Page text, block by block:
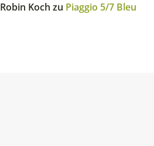
Robin Koch zu Piaggio 5/7 Bleu